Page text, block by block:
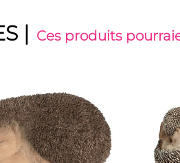
| Ces produits